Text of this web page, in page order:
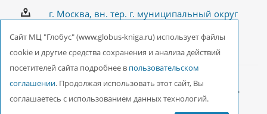
г. Москва, вн. тер. г. муниципальный округ
2026 © ООО Межрегиональный Центр «Глобус»
Cайт МЦ "Глобус" (www.globus-kniga.ru) использует файлы
cookie и другие средства сохранения и анализа действий
посетителей сайта подробнее в пользовательском
соглашении. Продолжая использовать этот сайт, Вы
соглашаетесь с использованием данных технологий.